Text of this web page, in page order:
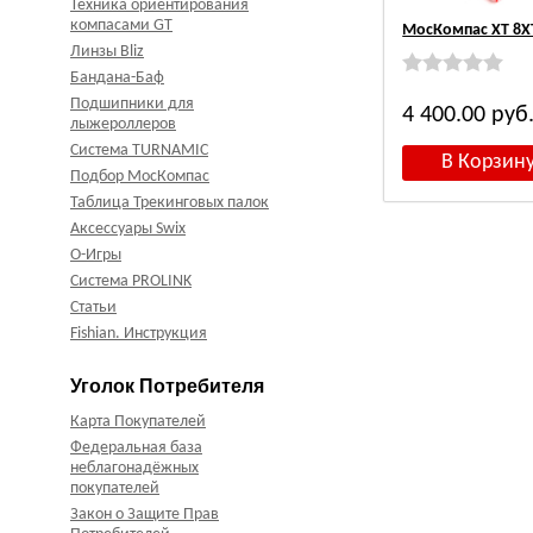
Техника ориентирования
компасами GT
Линзы Bliz
Бандана-Баф
Подшипники для
лыжероллеров
Система TURNAMIC
Подбор МосКомпас
Таблица Трекинговых палок
Аксессуары Swix
О-Игры
Система PROLINK
Статьи
Fishian. Инструкция
Уголок Потребителя
Карта Покупателей
Федеральная база
неблагонадёжных
покупателей
Закон о Защите Прав
МосКомпас XT
4 400.00